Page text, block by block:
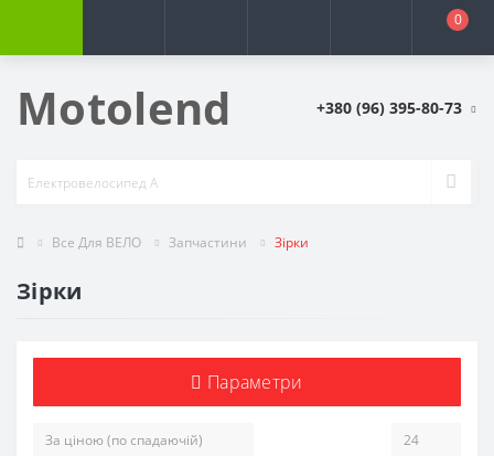
0
Motolend +380 (96) 395-80-73
Все Для ВЕЛО Запчастини Зірки
Зірки
Параметри